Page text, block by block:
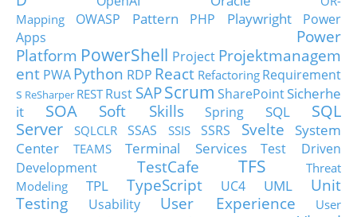
Mapping
OWASP Pattern PHP Playwright
Power
Apps
Power
Platform PowerShell Project Projektmanagem
ent PWA Python RDP React Refactoring Requirement
s ReSharper RESTRust SAPScrum SharePointSicherhe
it
SOA Soft Skills Spring SQL
SQL
Server
SQLCLR SSAS SSIS SSRS Svelte
System
Center
TEAMS Terminal Services
Test Driven
Development
TestCafe TFS
Threat
Modeling
TPL TypeScript UC4 UML
Unit
Testing
Usability User Experience
User